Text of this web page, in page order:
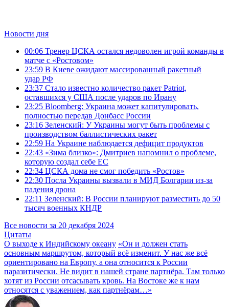
Новости дня
00:06 Тренер ЦСКА остался недоволен игрой команды в
матче с «Ростовом»
23:59 В Киеве ожидают массированный ракетный
удар РФ
23:37 Стало известно количество ракет Patriot,
оставшихся у США после ударов по Ирану
23:25 Bloomberg: Украина может капитулировать,
полностью передав Донбасс России
23:16 Зеленский: У Украины могут быть проблемы с
производством баллистических ракет
22:59 На Украине наблюдается дефицит продуктов
22:43 «Зима близко»: Дмитриев напомнил о проблеме,
которую создал себе ЕС
22:34 ЦСКА дома не смог победить «Ростов»
22:30 Посла Украины вызвали в МИД Болгарии из-за
падения дрона
22:11 Зеленский: В России планируют разместить до 50
тысяч военных КНДР
Все новости за 20 декабря 2024
Цитаты
О выходе к Индийскому океану «Он и должен стать
основным маршрутом, который всё изменит. У нас же всё
ориентировано на Европу, а она относится к России
паразитически. Не видит в нашей стране партнёра. Там только
хотят из России отсасывать кровь. На Востоке же к нам
относятся с уважением, как партнёрам…»